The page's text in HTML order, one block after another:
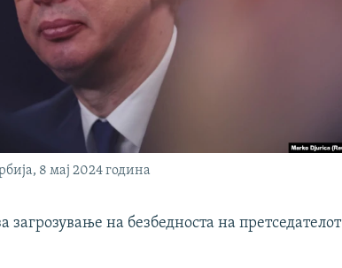
8 мај 2024 година
на безбедноста на претседателот